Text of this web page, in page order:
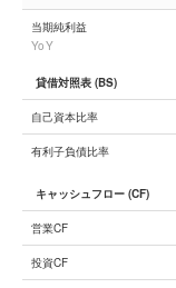
当期純利益
YoY
貸借対照表 (BS)
自己資本比率
有利子負債比率
キャッシュフロー (CF)
営業CF
投資CF